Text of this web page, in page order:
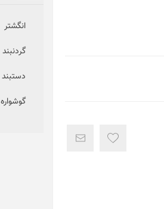
انگشتر
گردنبند
دستبند
گوشواره